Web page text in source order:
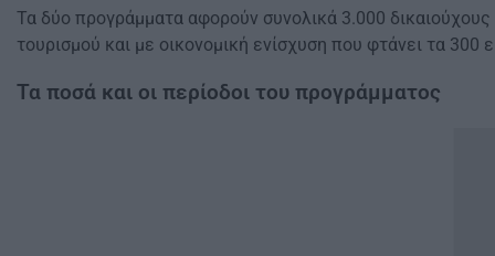
Τα δύο προγράμματα αφορούν συνολικά 3.000
τουρισμού και με οικονομική ενίσχυση που φτάνει τα
Τα ποσά και οι περίοδοι του προγράμματος